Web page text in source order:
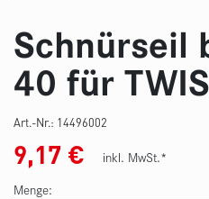
Schnürseil
40 für
Art.-Nr.: 14496002
9,17 €
inkl. MwSt.*
Menge: